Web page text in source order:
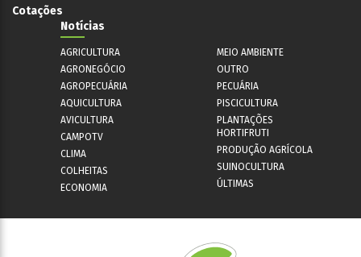
Cotações
Notícias
AGRICULTURA
AGRONEGÓCIO
AGROPECUÁRIA
AQUICULTURA
AVICULTURA
CAMPOTV
CLIMA
COLHEITAS
ECONOMIA
MEIO AMBIENTE
OUTRO
PECUÁRIA
PISCICULTURA
PLANTAÇÕES
HORTIFRUTI
PRODUÇÃO AGRÍCOLA
SUINOCULTURA
ÚLTIMAS